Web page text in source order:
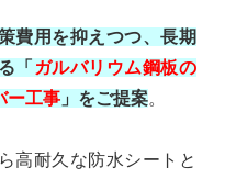
費用を抑えつつ、長期
「 ガルバリウム鋼板の
ー工事 」をご提案。
高耐久な防水シートと